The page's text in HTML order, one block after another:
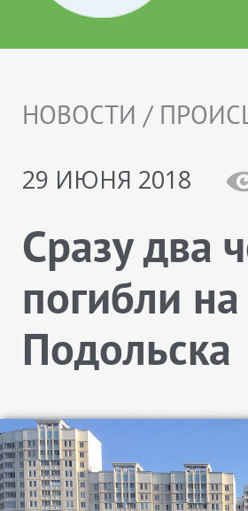
НОВОСТИ /
29 ИЮНЯ 2018
Cразу два
погибли
Подольска